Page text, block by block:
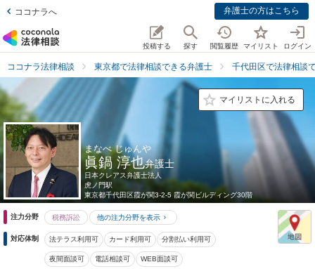
ココナラへ 弁護士の方はこちら
投稿する 探す 閲覧履歴 マイリスト ログイン
ココナラ法律相談 東京都で法律相談できる弁護士 千代田区で法律相談
マイリストに入れる
まなべ じゅんや
眞鍋 淳也弁護士
日本クレアス弁護士法人
虎ノ門駅
東京都千代田区霞が関3-2-5 霞が関ビルディング30階
注力分野 税務訴訟 他の注力分野を表示
対応体制 法テラス利用可 カード利用可 分割払い利用可
夜間面談可 電話相談可 WEB面談可